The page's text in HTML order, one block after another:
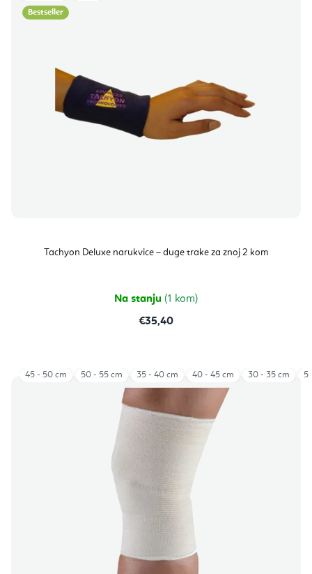
Bestseller
Tachyon Deluxe narukvice – duge trake za znoj 2 kom
Na stanju (1 kom)
€35,40
45 - 50 cm 50 - 55 cm 35 - 40 cm 40 - 45 cm 30 - 35 cm